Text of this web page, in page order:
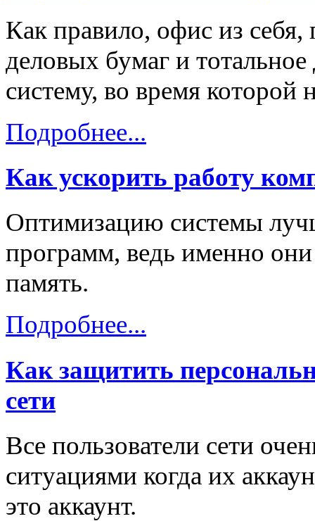
Как правило, офис из себя,
деловых бумаг и
систему, во время
Подробнее...
Как ускорить работу
Оптимизацию системы
программ, ведь именно
память.
Подробнее...
Как защитить
сети
Все пользователи сети
ситуациями когда их
это аккаунт.